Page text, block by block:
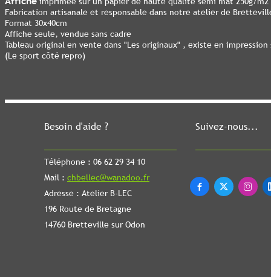
Besoin d'aide ?
Téléphone : 06 62 29 34 10
Mail : chbellec@wanadoo.fr
Adresse : Atelier B-LEC
196 Route de Bretagne
14760 Bretteville sur Odon
Suivez-nous...
  
Fabrication artisanale et responsable dans notre atelier de
Format 30x40cm
Affiche seule, vendue sans cadre
Tableau original en vente dans "Les originaux" , existe en
(Le sport côté repro)